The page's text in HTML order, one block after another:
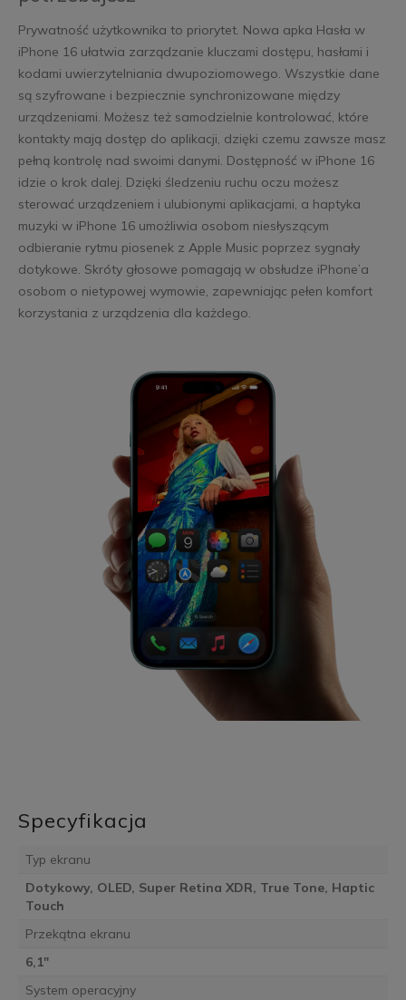
Prywatność użytkownika to priorytet. Nowa apka Hasła w
iPhone 16 ułatwia zarządzanie kluczami dostępu, hasłami i
kodami uwierzytelniania dwupoziomowego. Wszystkie dane
są szyfrowane i bezpiecznie synchronizowane między
urządzeniami. Możesz też samodzielnie kontrolować, które
kontakty mają dostęp do aplikacji, dzięki czemu zawsze masz
pełną kontrolę nad swoimi danymi. Dostępność w iPhone 16
idzie o krok dalej. Dzięki śledzeniu ruchu oczu możesz
sterować urządzeniem i ulubionymi aplikacjami, a haptyka
muzyki w iPhone 16 umożliwia osobom niesłyszącym
odbieranie rytmu piosenek z Apple Music poprzez sygnały
dotykowe. Skróty głosowe pomagają w obsłudze iPhone’a
osobom o nietypowej wymowie, zapewniając pełen komfort
korzystania z urządzenia dla każdego.
Specyfikacja
Typ ekranu
Dotykowy, OLED, Super Retina XDR, True Tone, Haptic
Touch
Przekątna ekranu
6,1"
System operacyjny